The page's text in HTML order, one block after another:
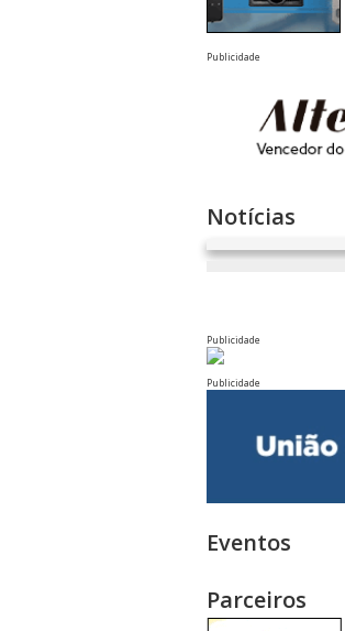
Publicidade
Notícias
Publicidade
Publicidade
Eventos
Parceiros